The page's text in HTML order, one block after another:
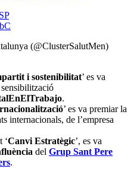
(@ClusterSalutMen)
i sostenibilitat’ es va
.
’ es va premiar la
internacionals, de l’empresa
‘Canvi Estratègic’, es va
del Grup Sant Pere
.